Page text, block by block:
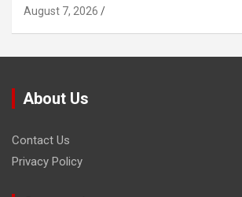
August 7, 2026
About Us
Contact Us
Privacy Policy